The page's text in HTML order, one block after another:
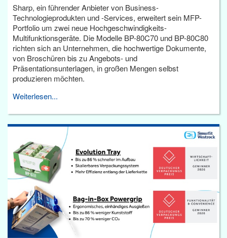
Sharp, ein führender Anbieter von Business-
Technologieprodukten und -Services, erweitert sein MFP-
Portfolio um zwei neue Hochgeschwindigkeits-
Multifunktionsgeräte. Die Modelle BP-80C70 und BP-80C80
richten sich an Unternehmen, die hochwertige Dokumente,
von Broschüren bis zu Angebots- und
Präsentationsunterlagen, in großen Mengen selbst
produzieren möchten.
Weiterlesen...